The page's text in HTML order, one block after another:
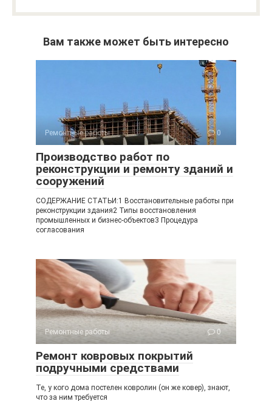
Вам также может быть интересно
Ремонтные работы 0
Производство работ по
реконструкции и ремонту зданий и
сооружений
СОДЕРЖАНИЕ СТАТЬИ:1 Восстановительные работы при
реконструкции здания2 Типы восстановления
промышленных и бизнес-объектов3 Процедура
согласования
Ремонтные работы 0
Ремонт ковровых покрытий
подручными средствами
Те, у кого дома постелен ковролин (он же ковер), знают,
что за ним требуется